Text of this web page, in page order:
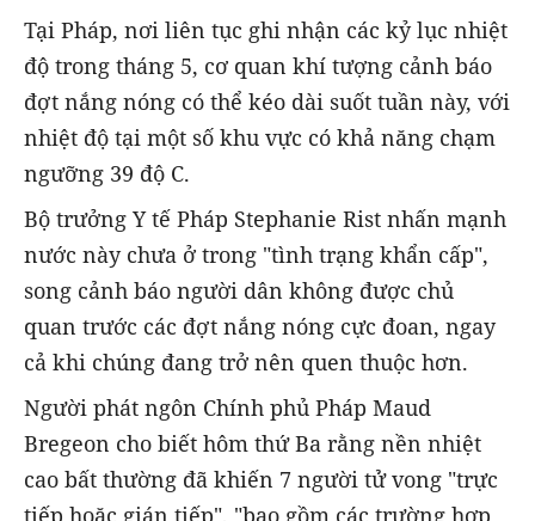
Tại Pháp, nơi liên tục ghi nhận các kỷ lục nhiệt
độ trong tháng 5, cơ quan khí tượng cảnh báo
đợt nắng nóng có thể kéo dài suốt tuần này, với
nhiệt độ tại một số khu vực có khả năng chạm
ngưỡng 39 độ C.
Bộ trưởng Y tế Pháp Stephanie Rist nhấn mạnh
nước này chưa ở trong "tình trạng khẩn cấp",
song cảnh báo người dân không được chủ
quan trước các đợt nắng nóng cực đoan, ngay
cả khi chúng đang trở nên quen thuộc hơn.
Người phát ngôn Chính phủ Pháp Maud
Bregeon cho biết hôm thứ Ba rằng nền nhiệt
cao bất thường đã khiến 7 người tử vong "trực
tiếp hoặc gián tiếp", "bao gồm các trường hợp